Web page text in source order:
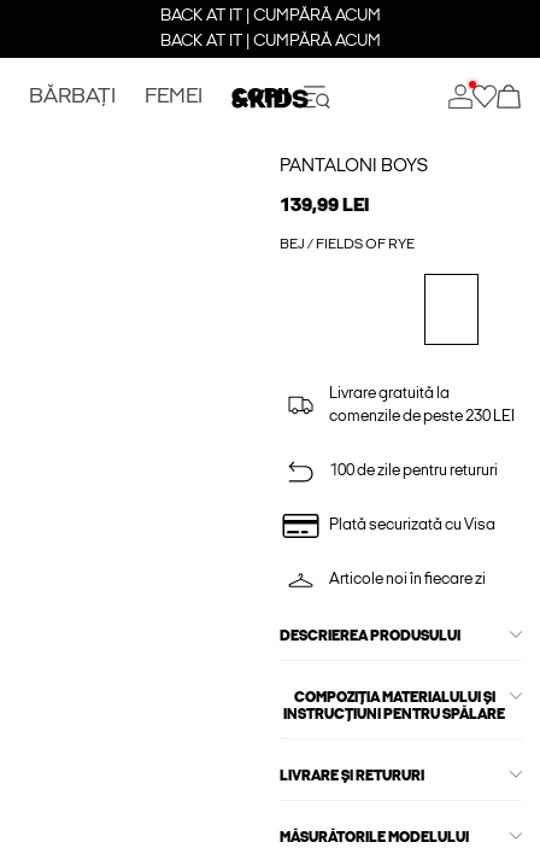
BACK AT IT | CUMPĂRĂ ACUM
BACK AT IT | CUMPĂRĂ ACUM
BĂRBAȚI FEMEI COPII
PANTALONI BOYS
139,99 LEI
BEJ / FIELDS OF RYE
Livrare gratuită la
comenzile de peste 230 LEI
100 de zile pentru retururi
Plată securizată cu Visa
Articole noi în fiecare zi
DESCRIEREA PRODUSULUI
COMPOZIȚIA MATERIALULUI ȘI
INSTRUCȚIUNI PENTRU SPĂLARE
LIVRARE ȘI RETURURI
MĂSURĂTORILE MODELULUI